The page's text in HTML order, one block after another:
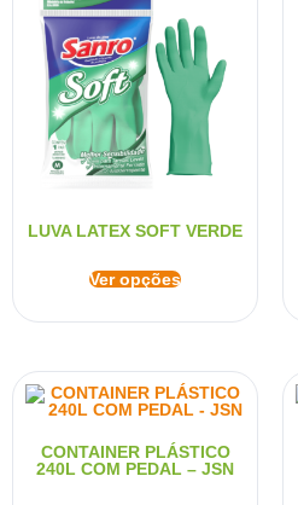
LUVA LATEX SOFT VERDE
Ver opções
CONTAINER PLÁSTICO
240L COM PEDAL – JSN